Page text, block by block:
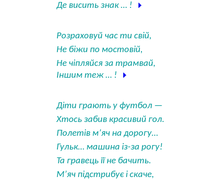
Де висить знак … !
Розраховуй час ти свій,
Не біжи по мостовій,
Не чіпляйся за трамвай,
Іншим теж … !
Діти грають у футбол —
Хтось забив красивий гол.
Полетів м’яч на дорогу…
Гульк… машина із-за рогу!
Та гравець її не бачить.
М’яч підстрибує і скаче,